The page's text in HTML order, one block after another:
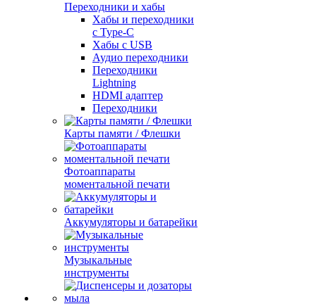
Переходники и хабы
Хабы и переходники
с Type-C
Хабы с USB
Аудио переходники
Переходники
Lightning
HDMI адаптер
Переходники
Карты памяти / Флешки
Фотоаппараты
моментальной печати
Аккумуляторы и батарейки
Музыкальные
инструменты